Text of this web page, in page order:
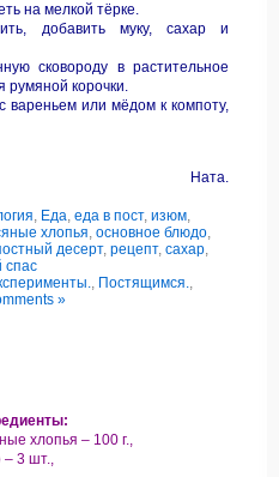
на мелкой тёрке.
добавить муку, сахар и
сковороду в растительное
румяной корочки.
вареньем или мёдом к компоту,
Ната.
, Еда, еда в пост, изюм,
хлопья, основное блюдо,
десерт, рецепт, сахар,
спас
, Постящимся.,
»
хлопья – 100 г.,
– 3 шт.,